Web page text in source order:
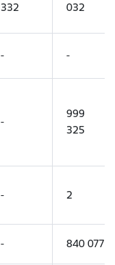
332
032
- -
-
999
325
- 2
- 840 077